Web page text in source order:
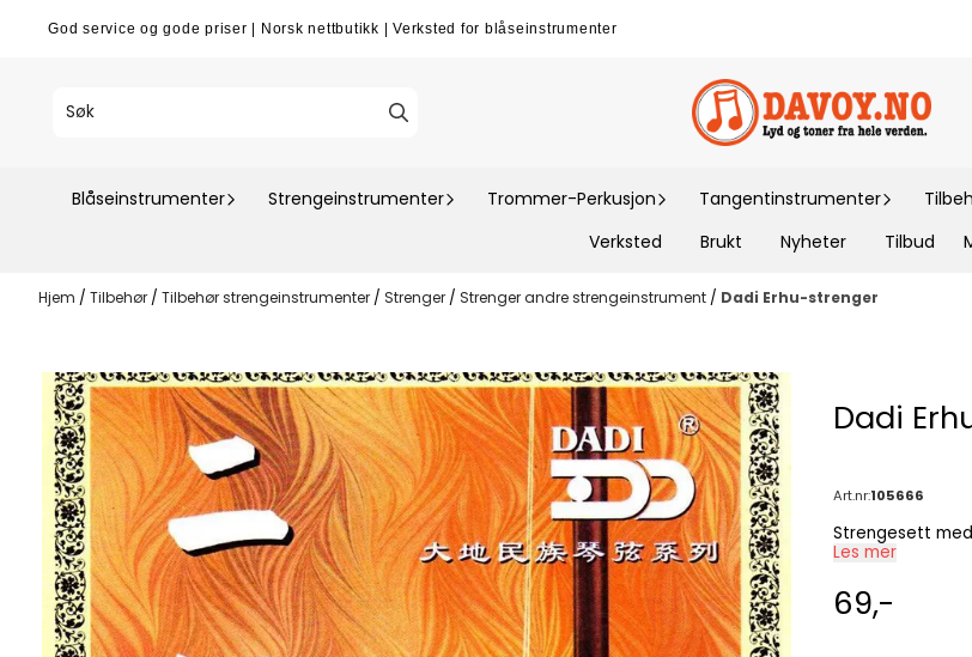
Hopp til innhold
God service og gode priser Norsk nettbutikk Verksted for blåseinstrumenter
Blåseinstrumenter Strengeinstrumenter Trommer-Perkusjon Tangentinstrumenter
Verksted
Brukt Nyheter Tilbud
Hjem / Tilbehør / Tilbehør strengeinstrumenter / Strenger / Strenger andre strengeinstrument / Dadi Erhu-strenger
Dadi
Art.nr:105666
Strengesett
Les mer
69,-